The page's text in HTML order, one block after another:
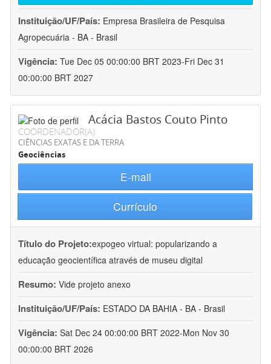
Instituição/UF/País: Empresa Brasileira de Pesquisa
Agropecuária - BA - Brasil
Vigência: Tue Dec 05 00:00:00 BRT 2023-Fri Dec 31
00:00:00 BRT 2027
Acácia Bastos Couto Pinto
COORDENADOR(A)
CIÊNCIAS EXATAS E DA TERRA
Geociências
E-mail
Currículo
Título do Projeto:expogeo virtual: popularizando a
educação geocientífica através de museu digital
Resumo: Vide projeto anexo
Instituição/UF/País: ESTADO DA BAHIA - BA - Brasil
Vigência: Sat Dec 24 00:00:00 BRT 2022-Mon Nov 30
00:00:00 BRT 2026